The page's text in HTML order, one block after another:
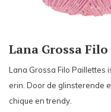
Lana Grossa
Lana Grossa Filo Paillettes
erin. Door de glinsterende
chique en trendy.